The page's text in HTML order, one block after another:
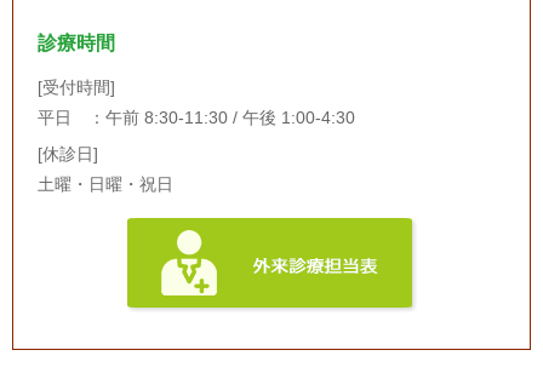
診療時間
[受付時間]
平日 ：午前 8:30-11:30 / 午後 1:00-4:30
[休診日]
土曜・日曜・祝日